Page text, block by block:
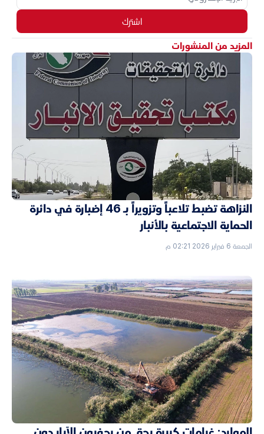
اشترك
المزيد من المنشورات
النزاهة تضبط تلاعباً وتزويراً بـ 46 إضبارة في دائرة
الحماية الاجتماعية بالأنبار
الجمعة 6 فبراير 2026 02:21 م